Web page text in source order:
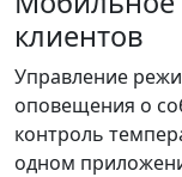
клиентов
Управление
оповещения о
контроль
одном